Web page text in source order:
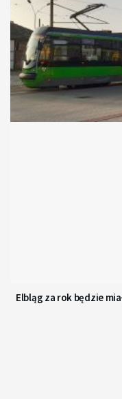
Elbląg za rok będzie